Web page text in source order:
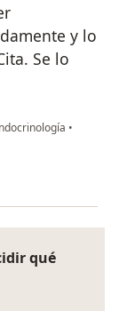
y lo
Se lo
•
qué